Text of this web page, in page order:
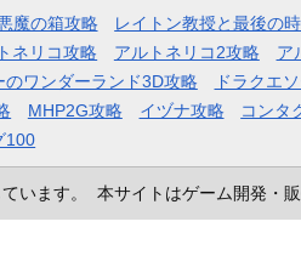
魔の箱攻略 レイトン教授と最後の
ネリコ攻略 アルトネリコ2攻略 ア
のワンダーランド3D攻略 ドラクエ
MHP2G攻略 イヅナ攻略 コンタ
100
います。 本サイトはゲーム開発・販